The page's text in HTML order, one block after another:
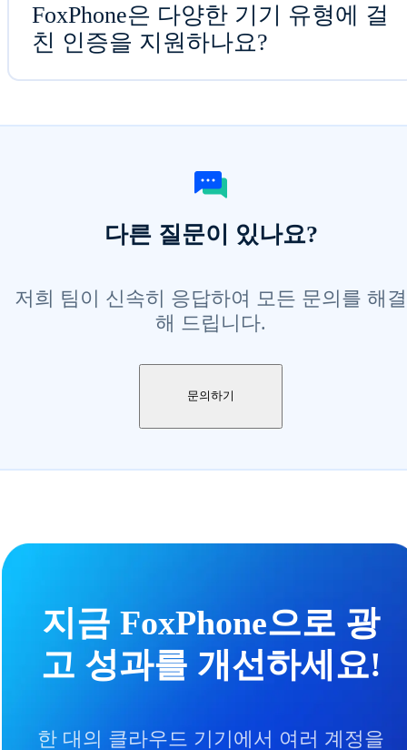
FoxPhone은 다양한 기기 유형에 걸
친 인증을 지원하나요?
다른 질문이 있나요?
저희 팀이 신속히 응답하여 모든 문의를 해결
해 드립니다.
문의하기
지금 FoxPhone으로 광
고 성과를 개선하세요!
한 대의 클라우드 기기에서 여러 계정을